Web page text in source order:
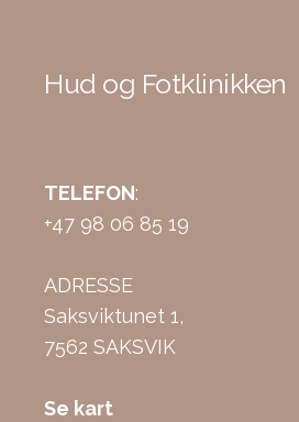
Hud og Fotklinikken
TELEFON:
+47 98 06 85 19
ADRESSE
Saksviktunet 1,
7562 SAKSVIK
Se kart